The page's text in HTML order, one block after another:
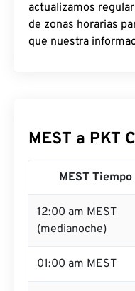
actualizamos
de zonas horarias
que nuestra
MEST a PKT
MEST Tiempo
12:00 am MEST
(medianoche)
01:00 am MEST